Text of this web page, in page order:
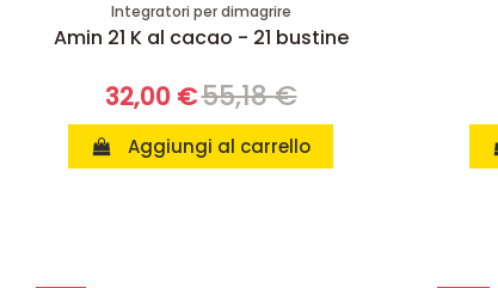
Integratori per dimagrire
Amin 21 K al cacao - 21 bustine
32,00 €55,18 €
Aggiungi al carrello